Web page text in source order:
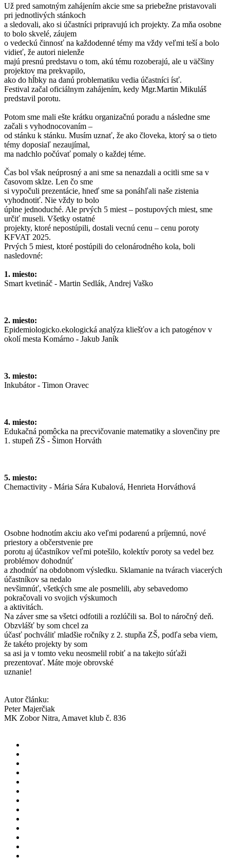
Už pred samotným zahájením akcie sme sa priebežne pristavovali
pri jednotlivých stánkoch
a sledovali, ako si účastníci pripravujú ich projekty. Za mňa osobne
to bolo skvelé, záujem
o vedeckú činnosť na každodenné témy ma vždy veľmi teší a bolo
vidieť, že autori nielenže
majú presnú predstavu o tom, akú tému rozoberajú, ale u väčšiny
projektov ma prekvapilo,
ako do hĺbky na danú problematiku vedia účastníci ísť.
Festival začal oficiálnym zahájením, kedy Mgr.Martin Mikuláš
predstavil porotu.
Potom sme mali ešte krátku organizačnú poradu a následne sme
začali s vyhodnocovaním –
od stánku k stánku. Musím uznať, že ako človeka, ktorý sa o tieto
témy doposiaľ nezaujímal,
ma nadchlo počúvať pomaly o každej téme.
Čas bol však neúprosný a ani sme sa nenazdali a ocitli sme sa v
časovom sklze. Len čo sme
si vypočuli prezentácie, hneď sme sa ponáhľali naše zistenia
vyhodnotiť. Nie vždy to bolo
úplne jednoduché. Ale prvých 5 miest – postupových miest, sme
určiť museli. Všetky ostatné
projekty, ktoré nepostúpili, dostali vecnú cenu – cenu poroty
KFVAT 2025.
Prvých 5 miest, ktoré postúpili do celonárodného kola, boli
nasledovné:
1. miesto:
Smart kvetináč - Martin Sedlák, Andrej Vaško
2. miesto:
Epidemiologicko.ekologická analýza kliešťov a ich patogénov v
okolí mesta Komárno - Jakub Janík
3. miesto:
Inkubátor - Timon Oravec
4. miesto:
Edukačná pomôcka na precvičovanie matematiky a slovenčiny pre
1. stupeň ZŠ - Šimon Horváth
5. miesto:
Chemactivity - Mária Sára Kubalová, Henrieta Horváthová
Osobne hodnotím akciu ako veľmi podarenú a príjemnú, nové
priestory a občerstvenie pre
porotu aj účastníkov veľmi potešilo, kolektív poroty sa vedel bez
problémov dohodnúť
a zhodnúť na obdobnom výsledku. Sklamanie na tvárach viacerých
účastníkov sa nedalo
nevšimnúť, všetkých sme ale posmelili, aby sebavedomo
pokračovali vo svojich výskumoch
a aktivitách.
Na záver sme sa všetci odfotili a rozlúčili sa. Bol to náročný deň.
Obzvlášť by som chcel za
účasť pochváliť mladšie ročníky z 2. stupňa ZŠ, podľa seba viem,
že takéto projekty by som
sa asi ja v tomto veku neosmelil robiť a na takejto súťaži
prezentovať. Máte moje obrovské
uznanie!
Autor článku:
Peter Majerčiak
MK Zobor Nitra, Amavet klub č. 836